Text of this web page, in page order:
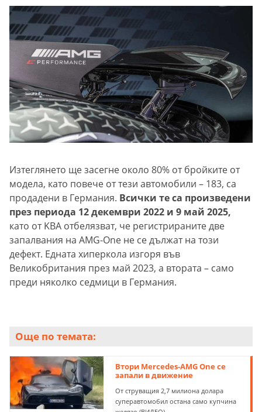
Изтеглянето ще засегне около 80% от бройките от
модела, като повече от тези автомобили – 183, са
продадени в Германия. Всички те са произведени
през периода 12 декември 2022 и 9 май 2025,
като от KBA отбелязват, че регистрираните две
запалвания на AMG-One не се дължат на този
дефект. Едната хиперкола изгоря във
Великобритания през май 2023, а втората – само
преди няколко седмици в Германия.
Още по темата:
Втори Mercedes-AMG One се
запали в движение
От струващия 2,7 милиона долара
суперавтомобил остана само купчина